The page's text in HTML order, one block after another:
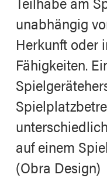
unabhängig
Herkunft oder
Fähigkeiten.
auf einem
(Obra Design)